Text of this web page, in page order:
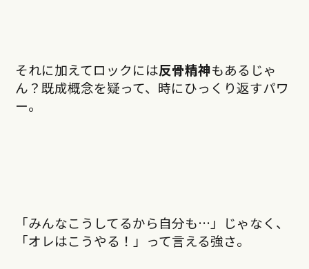
それに加えてロックには反骨精神もあるじゃ
ん？既成概念を疑って、時にひっくり返すパワ
ー。
「みんなこうしてるから自分も…」じゃなく、
「オレはこうやる！」って言える強さ。